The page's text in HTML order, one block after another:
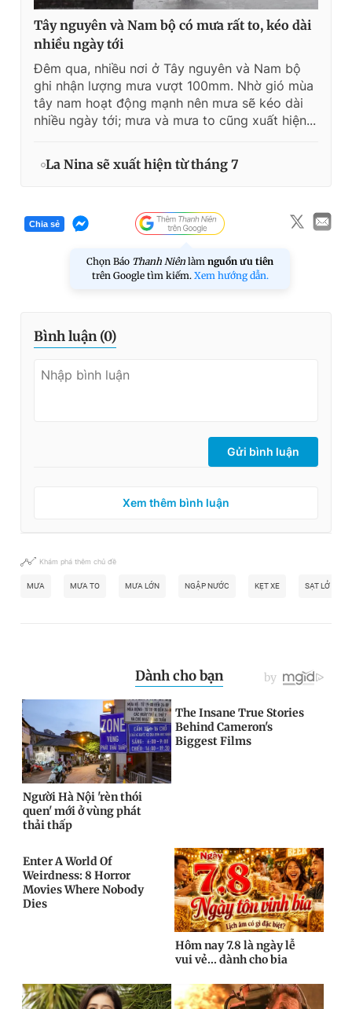
Tây nguyên và Nam bộ có mưa rất to, kéo dài
nhiều ngày tới
Đêm qua, nhiều nơi ở Tây nguyên và Nam bộ
ghi nhận lượng mưa vượt 100mm. Nhờ gió mùa
tây nam hoạt động mạnh nên mưa sẽ kéo dài
nhiều ngày tới; mưa và mưa to cũng xuất hiện...
La Nina sẽ xuất hiện từ tháng 7
Chia sẻ
Chọn Báo Thanh Niên làm nguồn ưu tiên
trên Google tìm kiếm. Xem hướng dẫn.
Bình luận (0)
Gửi bình luận
Xem thêm bình luận
Khám phá thêm chủ đề
MƯA MƯA TO MƯA LỚN NGẬP NƯỚC KẸT XE SẠT LỞ